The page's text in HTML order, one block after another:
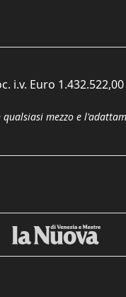
Euro 1.432.522,00
mezzo e